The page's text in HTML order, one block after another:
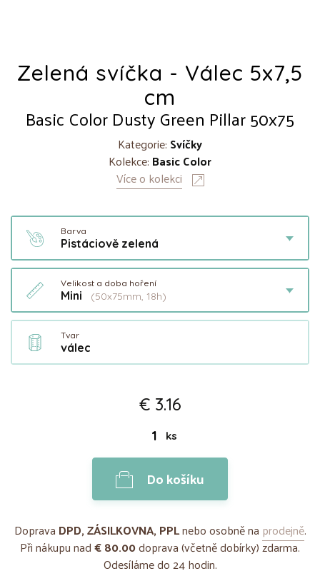
Zelená svíčka - Válec 5x7,5
cm
Basic Color Dusty Green Pillar 50x75
Kategorie: Svíčky
Kolekce: Basic Color
Více o kolekci
Barva
Pistáciově zelená
Velikost a doba hoření
Mini (50x75mm, 18h)
Tvar
válec
€ 3.16
ks
Do košíku
Doprava DPD, ZÁSILKOVNA, PPLnebo osobně na prodejně.
Při nákupu nad€ 80.00doprava (včetně dobírky) zdarma.
Odesíláme do 24 hodin.